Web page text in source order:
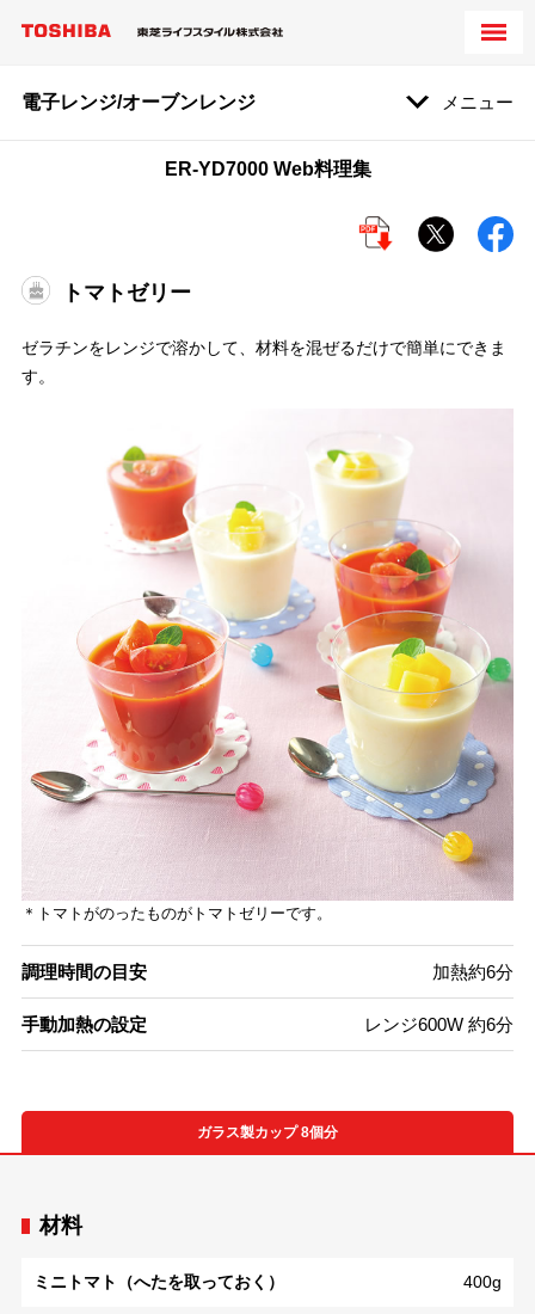
電子レンジ/オーブンレンジ メニュー
ER-YD7000 Web料理集
トマトゼリー
ゼラチンをレンジで溶かして、材料を混ぜるだけで簡単にできま
す。
＊トマトがのったものがトマトゼリーです。
調理時間の目安 加熱約6分
手動加熱の設定 レンジ600W 約6分
ガラス製カップ 8個分
材料
ミニトマト（へたを取っておく） 400g